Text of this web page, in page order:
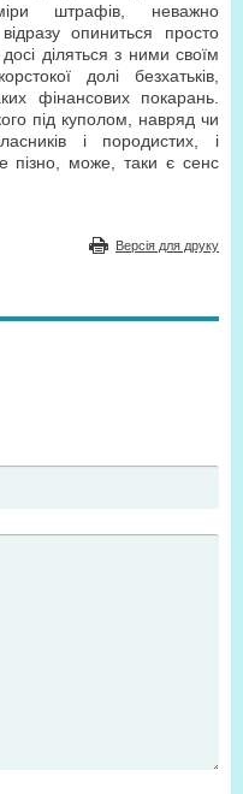
штрафів, неважно
опиниться просто
діляться з ними своїм
долі безхатьків,
фінансових покарань.
під куполом, навряд чи
і породистих, і
пізно, може, таки є сенс
Версія для друку